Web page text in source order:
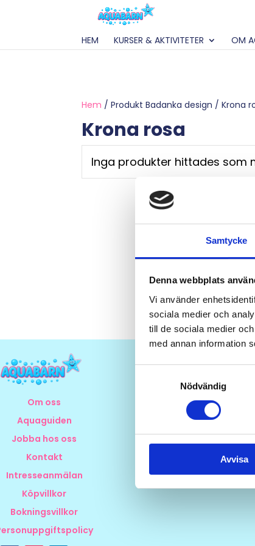
Samtycke
Denna webbplats
Vi använder
sociala medier och
till de sociala medier
med annan information
Nödvändig
Avvisa
HEM KURSER & AKTIVITETER OM
Hem / Produkt Badanka design / Krona
Krona rosa
Inga produkter hittades som
Om oss
Aquaguiden
Jobba hos oss
Kontakt
Intresseanmälan
Köpvillkor
Bokningsvillkor